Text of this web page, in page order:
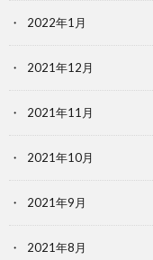
2022年1月
2021年12月
2021年11月
2021年10月
2021年9月
2021年8月